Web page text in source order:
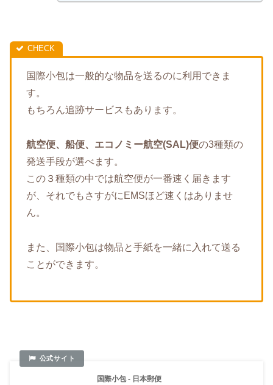
国際小包は一般的な物品を送るのに利用できま
す。
もちろん追跡サービスもあります。
航空便、船便、エコノミー航空(SAL)便の3種類の
発送手段が選べます。
この３種類の中では航空便が一番速く届きます
が、それでもさすがにEMSほど速くはありませ
ん。
また、国際小包は物品と手紙を一緒に入れて送る
ことができます。
国際小包 - 日本郵便